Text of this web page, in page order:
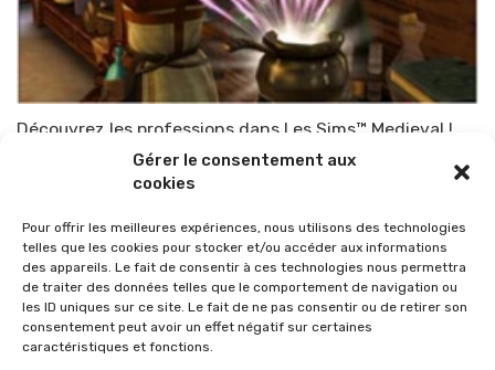
Gérer le consentement aux
cookies
Pour offrir les meilleures expériences, nous utilisons des technologies
telles que les cookies pour stocker et/ou accéder aux informations
des appareils. Le fait de consentir à ces technologies nous permettra
de traiter des données telles que le comportement de navigation ou
les ID uniques sur ce site. Le fait de ne pas consentir ou de retirer son
consentement peut avoir un effet négatif sur certaines
caractéristiques et fonctions.
Découvrez les professions dans Les Sims™ Medieval !
TOP-PARENTS 2 novembre 2010